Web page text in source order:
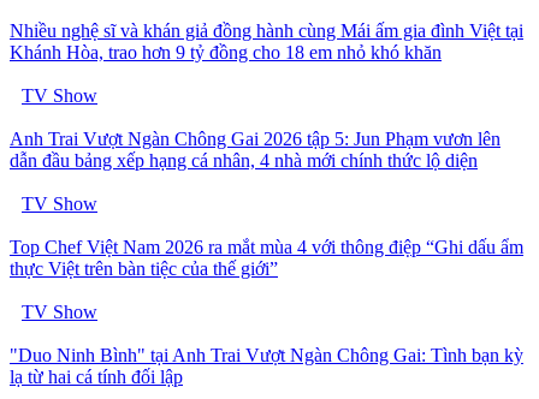
Nhiều nghệ sĩ và khán giả đồng hành cùng Mái ấm gia đình Việt tại
Khánh Hòa, trao hơn 9 tỷ đồng cho 18 em nhỏ khó khăn
TV Show
Anh Trai Vượt Ngàn Chông Gai 2026 tập 5: Jun Phạm vươn lên
dẫn đầu bảng xếp hạng cá nhân, 4 nhà mới chính thức lộ diện
TV Show
Top Chef Việt Nam 2026 ra mắt mùa 4 với thông điệp “Ghi dấu ẩm
thực Việt trên bàn tiệc của thế giới”
TV Show
"Duo Ninh Bình" tại Anh Trai Vượt Ngàn Chông Gai: Tình bạn kỳ
lạ từ hai cá tính đối lập